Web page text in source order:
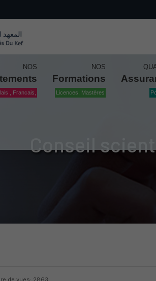
NOS
, Francais,
NOS
Formations
Licences, Mastères
Conseil
de vues: 2863